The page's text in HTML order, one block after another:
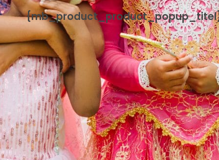
{mb_product_product_handleiding}